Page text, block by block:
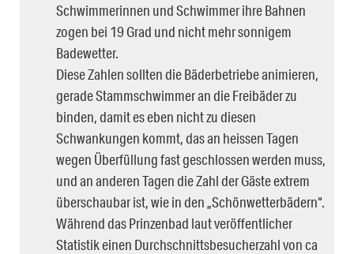
Schwimmerinnen und Schwimmer ihre Bahnen
zogen bei 19 Grad und nicht mehr sonnigem
Badewetter.
Diese Zahlen sollten die Bäderbetriebe animieren,
gerade Stammschwimmer an die Freibäder zu
binden, damit es eben nicht zu diesen
Schwankungen kommt, das an heissen Tagen
wegen Überfüllung fast geschlossen werden muss,
und an anderen Tagen die Zahl der Gäste extrem
überschaubar ist, wie in den „Schönwetterbädern“.
Während das Prinzenbad laut veröffentlicher
Statistik einen Durchschnittsbesucherzahl von ca